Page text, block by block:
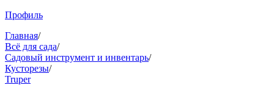
Профиль
Главная/
Всё для сада/
Садовый инструмент и инвентарь/
Кусторезы/
Truper